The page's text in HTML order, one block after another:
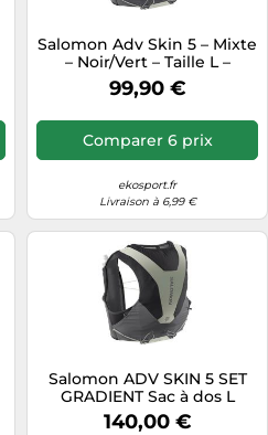
Salomon Adv Skin 5 – Mixte
– Noir/Vert – Taille L –
Modèle 2026
99,90 €
Comparer 6 prix
ekosport.fr
Livraison à 6,99 €
Salomon ADV SKIN 5 SET
GRADIENT Sac à dos L
Argent
140,00 €